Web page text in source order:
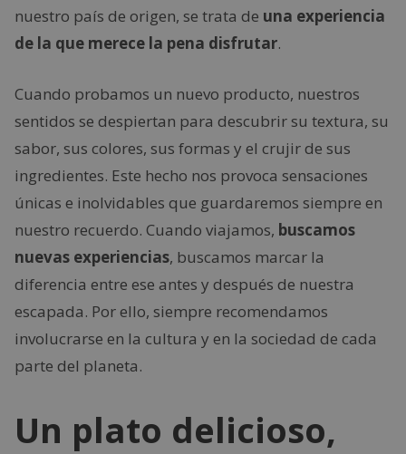
nuestro país de origen, se trata de una experiencia
de la que merece la pena disfrutar.
Cuando probamos un nuevo producto, nuestros
sentidos se despiertan para descubrir su textura, su
sabor, sus colores, sus formas y el crujir de sus
ingredientes. Este hecho nos provoca sensaciones
únicas e inolvidables que guardaremos siempre en
nuestro recuerdo. Cuando viajamos, buscamos
nuevas experiencias, buscamos marcar la
diferencia entre ese antes y después de nuestra
escapada. Por ello, siempre recomendamos
involucrarse en la cultura y en la sociedad de cada
parte del planeta.
Un plato delicioso,